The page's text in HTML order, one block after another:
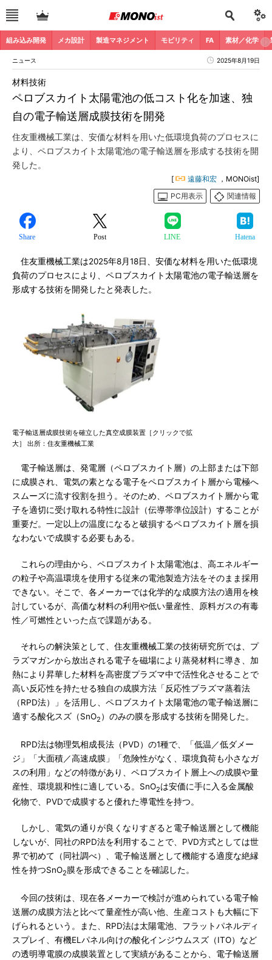
組み込み開発 メカ設計 製造マネジメント モビリティ FA 素材／化学
ニュース 2025年8月19日
ペロブスカイト太陽電池の低コスト化を加速、独
自の電子輸送層成膜技術を開発
材料技術
住友重機械工業は、安価な材料を用いた低環境負荷のプロセスに
より、ペロブスカイト太陽電池の電子輸送層を形成する技術を開
発した。
[ 遠藤和宏 ，MONOist]
PC用表示
関連情報
Share Post LINE Hatena
住友重機械工業は2025年8月18日、安価な材料を用いた低環境
負荷のプロセスにより、ペロブスカイト太陽電池の電子輸送層を
形成する技術を開発したと発表した。
電子輸送層成膜技術を確立した真空成膜装置［クリックで拡
大］ 出所：住友重機械工業
電子輸送層は、発電層（ペロブスカイト層）の上部または下部
に成膜され、電気の素となる電子をペロブスカイト層から電極へ
スムーズに流す役割を担う。そのため、ペロブスカイト層から電
子を適切に受け取れる特性に設計（伝導帯準位設計）することが
重要だ。一定以上の温度になると破損するペロブスカイト層を損
なわないで成膜する必要もある。
これらの理由から、ペロブスカイト太陽電池は、高エネルギー
の粒子や高温環境を使用する従来の電池製造方法をそのまま採用
できない。そこで、各メーカーでは化学的な成膜方法の適用を検
討しているが、高価な材料の利用や低い量産性、原料ガスの有毒
性／可燃性といった点で課題がある。
それらの解決策として、住友重機械工業の技術研究所では、プ
ラズマガンから放出される電子を磁場により蒸発材料に導き、加
熱により昇華した材料を高密度プラズマ中で活性化させることで
高い反応性を持たせる独自の成膜方法「反応性プラズマ蒸着法
（RPD法）」を活用し、ペロブスカイト太陽電池の電子輸送層に
適する酸化スズ（SnO2 ）のみの膜を形成する技術を開発した。
RPD法は物理気相成長法（PVD）の1種で、「低温／低ダメー
ジ」「大面積／高速成膜」「危険性がなく、環境負荷も小さなガ
スの利用」などの特徴があり、ペロブスカイト層上への成膜や量
産性、環境親和性に適している。SnO2は安価に手に入る金属酸
化物で、PVDで成膜すると優れた導電性を持つ。
しかし、電気の通りが良くなりすぎると電子輸送層として機能
しないが、同社のRPD法を利用することで、PVD方式としては世
界で初めて（同社調べ）、電子輸送層として機能する適度な絶縁
性を持つSnO2膜を形成できることを確認した。
今回の技術は、現在各メーカーで検討が進められている電子輸
送層の成膜方法と比べて量産性が高い他、生産コストも大幅に下
げられるという。また、RPD法は太陽電池、フラットパネルディ
スプレイ、有機ELパネル向けの酸化インジウムスズ（ITO）など
の透明導電膜の成膜装置として実績があることから、電子輸送層